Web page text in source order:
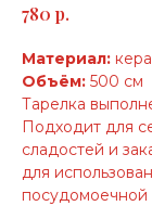
780 р.
Материал:
Объём: 500 см
Тарелка
Подходит для
сладостей и
для